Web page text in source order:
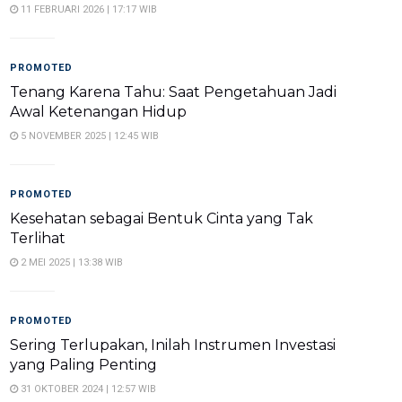
11 FEBRUARI 2026 | 17:17 WIB
PROMOTED
Tenang Karena Tahu: Saat Pengetahuan Jadi
Awal Ketenangan Hidup
5 NOVEMBER 2025 | 12:45 WIB
PROMOTED
Kesehatan sebagai Bentuk Cinta yang Tak
Terlihat
2 MEI 2025 | 13:38 WIB
PROMOTED
Sering Terlupakan, Inilah Instrumen Investasi
yang Paling Penting
31 OKTOBER 2024 | 12:57 WIB